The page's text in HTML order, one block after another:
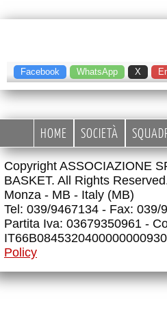
Facebook WhatsApp X
HOME SOCIETÀ
Copyright ASSOCIAZIONE
BASKET. All Rights
Monza - MB - Italy (MB)
Tel: 039/9467134 - Fax: 039/
Partita Iva: 03679350961 -
Policy